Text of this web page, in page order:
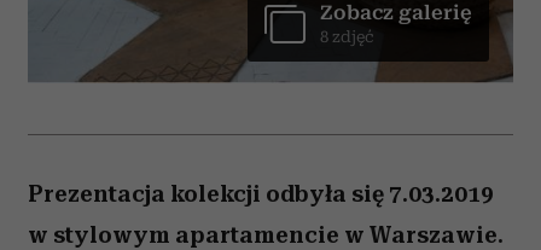
Zobacz galerię
8 zdjęć
Prezentacja kolekcji odbyła się 7.03.2019
w stylowym apartamencie w Warszawie.